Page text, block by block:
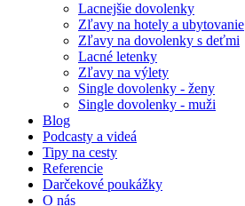
Lacnejšie dovolenky
Zľavy na hotely a ubytovanie
Zľavy na dovolenky s deťmi
Lacné letenky
Zľavy na výlety
Single dovolenky - ženy
Single dovolenky - muži
Blog
Podcasty a videá
Tipy na cesty
Referencie
Darčekové poukážky
O nás